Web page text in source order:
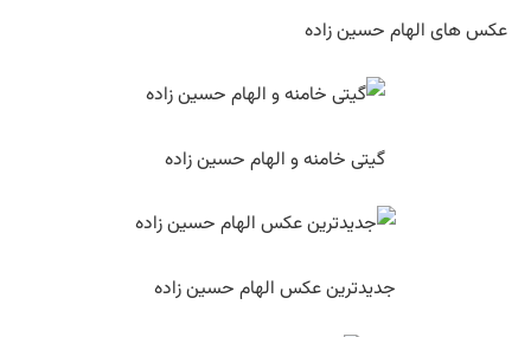
عکس های الهام حسین زاده
گیتی خامنه و الهام حسین زاده
جدیدترین عکس الهام حسین زاده